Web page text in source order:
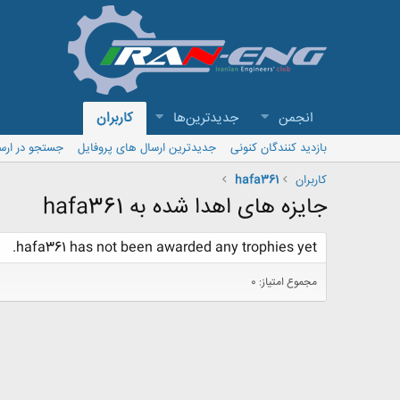
انجمن جدیدترین‌ها کاربران
بازدید کنندگان کنونی جدیدترین ارسال های پروفایل
جستجو در
کاربران
hafa361
جایزه های اهدا شده به hafa361
hafa361 has not been awarded any trophies yet.
مجموع امتیاز: 0